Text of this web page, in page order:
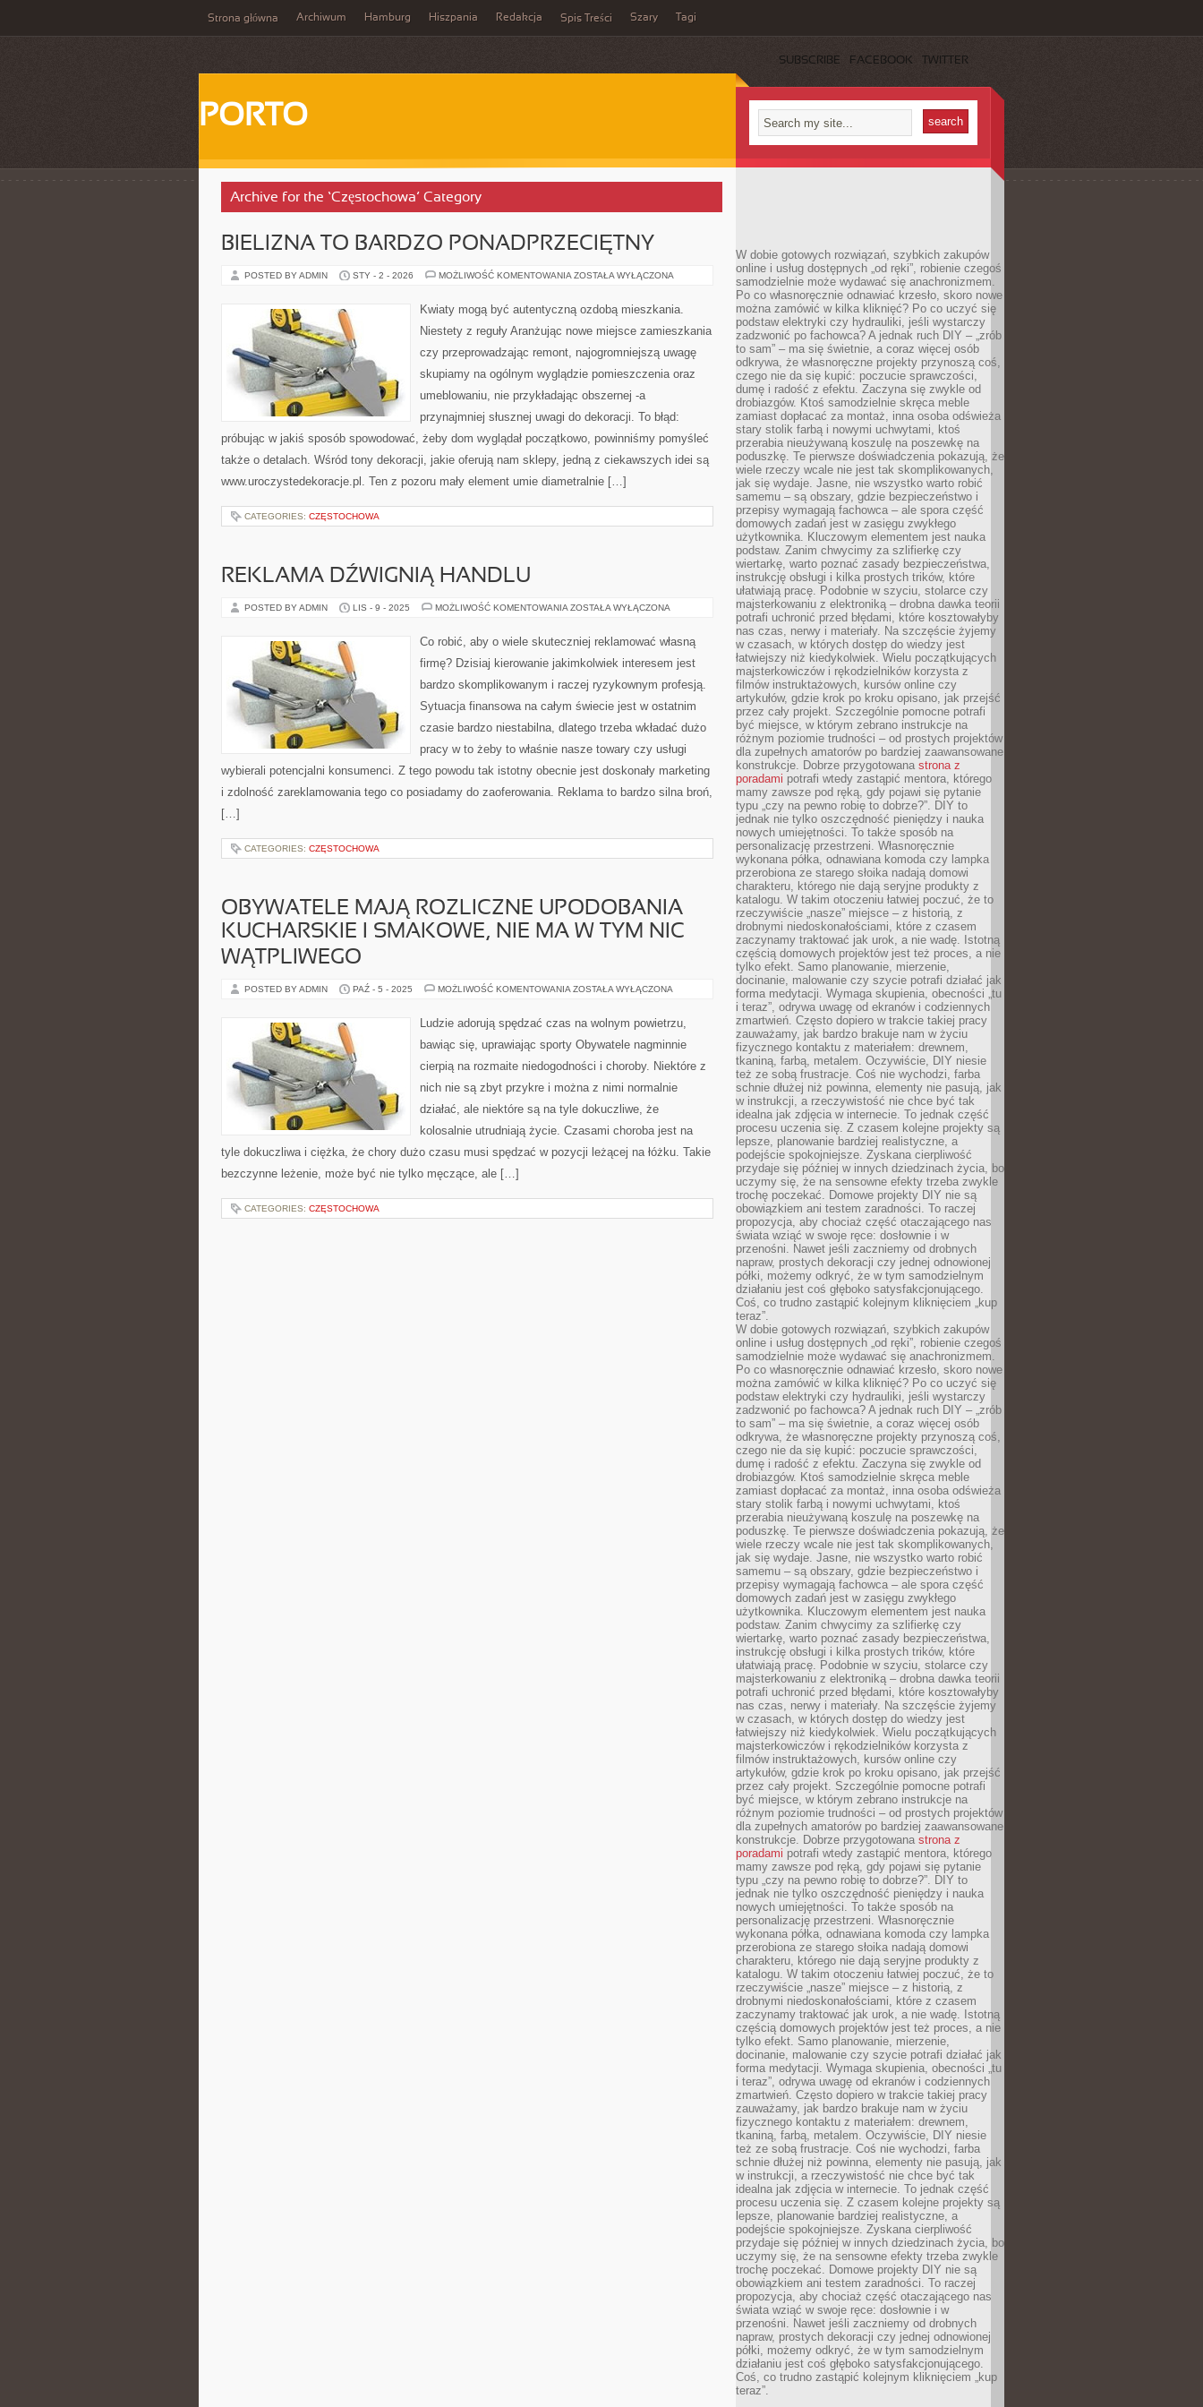
Strona główna Archiwum Hamburg Hiszpania Redakcja Spis Treści Szary Tagi
SUBSCRIBE FACEBOOK TWITTER
PORTO
Archive for the ‘Częstochowa’ Category
BIELIZNA TO BARDZO PONADPRZECIĘTNY
POSTED BY ADMIN STY - 2 - 2026 MOŻLIWOŚĆ KOMENTOWANIA BIELIZNA
PONADPRZECIĘTNY
ZOSTAŁA WYŁĄCZONA
Kwiaty mogą być autentyczną ozdobą mieszkania.
Niestety z reguły Aranżując nowe miejsce zamieszkania
czy przeprowadzając remont, najogromniejszą uwagę
skupiamy na ogólnym wyglądzie pomieszczenia oraz
umeblowaniu, nie przykładając obszernej -a
przynajmniej słusznej uwagi do dekoracji. To błąd:
próbując w jakiś sposób spowodować, żeby dom wyglądał początkowo, powinniśmy pomyśleć
także o detalach. Wśród tony dekoracji, jakie oferują nam sklepy, jedną z ciekawszych idei są
www.uroczystedekoracje.pl. Ten z pozoru mały element umie diametralnie […]
CATEGORIES: CZĘSTOCHOWA
REKLAMA DŹWIGNIĄ HANDLU
POSTED BY ADMIN LIS - 9 - 2025 MOŻLIWOŚĆ KOMENTOWANIA REKLAMA
ZOSTAŁA WYŁĄCZONA
Co robić, aby o wiele skuteczniej reklamować własną
firmę? Dzisiaj kierowanie jakimkolwiek interesem jest
bardzo skomplikowanym i raczej ryzykownym profesją.
Sytuacja finansowa na całym świecie jest w ostatnim
czasie bardzo niestabilna, dlatego trzeba wkładać dużo
pracy w to żeby to właśnie nasze towary czy usługi
wybierali potencjalni konsumenci. Z tego powodu tak istotny obecnie jest doskonały marketing
i zdolność zareklamowania tego co posiadamy do zaoferowania. Reklama to bardzo silna broń,
[…]
CATEGORIES: CZĘSTOCHOWA
OBYWATELE MAJĄ ROZLICZNE UPODOBANIA
KUCHARSKIE I SMAKOWE, NIE MA W TYM NIC
WĄTPLIWEGO
POSTED BY ADMIN PAŹ - 5 - 2025 MOŻLIWOŚĆ KOMENTOWANIA OBYWATELE
UPODOBANIA
KUCHARSKIE
SMAKOWE,
MA
TYM
WĄTPLIWEGO
ZOSTAŁA WYŁĄCZONA
Ludzie adorują spędzać czas na wolnym powietrzu,
bawiąc się, uprawiając sporty Obywatele nagminnie
cierpią na rozmaite niedogodności i choroby. Niektóre z
nich nie są zbyt przykre i można z nimi normalnie
działać, ale niektóre są na tyle dokuczliwe, że
kolosalnie utrudniają życie. Czasami choroba jest na
tyle dokuczliwa i ciężka, że chory dużo czasu musi spędzać w pozycji leżącej na łóżku. Takie
bezczynne leżenie, może być nie tylko męczące, ale […]
CATEGORIES: CZĘSTOCHOWA
W dobie gotowych rozwiązań, szybkich zakupów
online i usług dostępnych „od ręki”, robienie czegoś
samodzielnie może wydawać się anachronizmem.
Po co własnoręcznie odnawiać krzesło, skoro nowe
można zamówić w kilka kliknięć? Po co uczyć się
podstaw elektryki czy hydrauliki, jeśli wystarczy
zadzwonić po fachowca? A jednak ruch DIY – „zrób
to sam” – ma się świetnie, a coraz więcej osób
odkrywa, że własnoręczne projekty przynoszą coś,
czego nie da się kupić: poczucie sprawczości,
dumę i radość z efektu. Zaczyna się zwykle od
drobiazgów. Ktoś samodzielnie skręca meble
zamiast dopłacać za montaż, inna osoba odświeża
stary stolik farbą i nowymi uchwytami, ktoś
przerabia nieużywaną koszulę na poszewkę na
poduszkę. Te pierwsze doświadczenia pokazują, że
wiele rzeczy wcale nie jest tak skomplikowanych,
jak się wydaje. Jasne, nie wszystko warto robić
samemu – są obszary, gdzie bezpieczeństwo i
przepisy wymagają fachowca – ale spora część
domowych zadań jest w zasięgu zwykłego
użytkownika. Kluczowym elementem jest nauka
podstaw. Zanim chwycimy za szlifierkę czy
wiertarkę, warto poznać zasady bezpieczeństwa,
instrukcję obsługi i kilka prostych trików, które
ułatwiają pracę. Podobnie w szyciu, stolarce czy
majsterkowaniu z elektroniką – drobna dawka teorii
potrafi uchronić przed błędami, które kosztowałyby
nas czas, nerwy i materiały. Na szczęście żyjemy
w czasach, w których dostęp do wiedzy jest
łatwiejszy niż kiedykolwiek. Wielu początkujących
majsterkowiczów i rękodzielników korzysta z
filmów instruktażowych, kursów online czy
artykułów, gdzie krok po kroku opisano, jak przejść
przez cały projekt. Szczególnie pomocne potrafi
być miejsce, w którym zebrano instrukcje na
różnym poziomie trudności – od prostych projektów
dla zupełnych amatorów po bardziej zaawansowane
konstrukcje. Dobrze przygotowana strona z
poradami potrafi wtedy zastąpić mentora, którego
mamy zawsze pod ręką, gdy pojawi się pytanie
typu „czy na pewno robię to dobrze?”. DIY to
jednak nie tylko oszczędność pieniędzy i nauka
nowych umiejętności. To także sposób na
personalizację przestrzeni. Własnoręcznie
wykonana półka, odnawiana komoda czy lampka
przerobiona ze starego słoika nadają domowi
charakteru, którego nie dają seryjne produkty z
katalogu. W takim otoczeniu łatwiej poczuć, że to
rzeczywiście „nasze” miejsce – z historią, z
drobnymi niedoskonałościami, które z czasem
zaczynamy traktować jak urok, a nie wadę. Istotną
częścią domowych projektów jest też proces, a nie
tylko efekt. Samo planowanie, mierzenie,
docinanie, malowanie czy szycie potrafi działać jak
forma medytacji. Wymaga skupienia, obecności „tu
i teraz”, odrywa uwagę od ekranów i codziennych
zmartwień. Często dopiero w trakcie takiej pracy
zauważamy, jak bardzo brakuje nam w życiu
fizycznego kontaktu z materiałem: drewnem,
tkaniną, farbą, metalem. Oczywiście, DIY niesie
też ze sobą frustracje. Coś nie wychodzi, farba
schnie dłużej niż powinna, elementy nie pasują, jak
w instrukcji, a rzeczywistość nie chce być tak
idealna jak zdjęcia w internecie. To jednak część
procesu uczenia się. Z czasem kolejne projekty są
lepsze, planowanie bardziej realistyczne, a
podejście spokojniejsze. Zyskana cierpliwość
przydaje się później w innych dziedzinach życia, bo
uczymy się, że na sensowne efekty trzeba zwykle
trochę poczekać. Domowe projekty DIY nie są
obowiązkiem ani testem zaradności. To raczej
propozycja, aby chociaż część otaczającego nas
świata wziąć w swoje ręce: dosłownie i w
przenośni. Nawet jeśli zaczniemy od drobnych
napraw, prostych dekoracji czy jednej odnowionej
półki, możemy odkryć, że w tym samodzielnym
działaniu jest coś głęboko satysfakcjonującego.
Coś, co trudno zastąpić kolejnym kliknięciem „kup
teraz”.
W dobie gotowych rozwiązań, szybkich zakupów
online i usług dostępnych „od ręki”, robienie czegoś
samodzielnie może wydawać się anachronizmem.
Po co własnoręcznie odnawiać krzesło, skoro nowe
można zamówić w kilka kliknięć? Po co uczyć się
podstaw elektryki czy hydrauliki, jeśli wystarczy
zadzwonić po fachowca? A jednak ruch DIY – „zrób
to sam” – ma się świetnie, a coraz więcej osób
odkrywa, że własnoręczne projekty przynoszą coś,
czego nie da się kupić: poczucie sprawczości,
dumę i radość z efektu. Zaczyna się zwykle od
drobiazgów. Ktoś samodzielnie skręca meble
zamiast dopłacać za montaż, inna osoba odświeża
stary stolik farbą i nowymi uchwytami, ktoś
przerabia nieużywaną koszulę na poszewkę na
poduszkę. Te pierwsze doświadczenia pokazują, że
wiele rzeczy wcale nie jest tak skomplikowanych,
jak się wydaje. Jasne, nie wszystko warto robić
samemu – są obszary, gdzie bezpieczeństwo i
przepisy wymagają fachowca – ale spora część
domowych zadań jest w zasięgu zwykłego
użytkownika. Kluczowym elementem jest nauka
podstaw. Zanim chwycimy za szlifierkę czy
wiertarkę, warto poznać zasady bezpieczeństwa,
instrukcję obsługi i kilka prostych trików, które
ułatwiają pracę. Podobnie w szyciu, stolarce czy
majsterkowaniu z elektroniką – drobna dawka teorii
potrafi uchronić przed błędami, które kosztowałyby
nas czas, nerwy i materiały. Na szczęście żyjemy
w czasach, w których dostęp do wiedzy jest
łatwiejszy niż kiedykolwiek. Wielu początkujących
majsterkowiczów i rękodzielników korzysta z
filmów instruktażowych, kursów online czy
artykułów, gdzie krok po kroku opisano, jak przejść
przez cały projekt. Szczególnie pomocne potrafi
być miejsce, w którym zebrano instrukcje na
różnym poziomie trudności – od prostych projektów
dla zupełnych amatorów po bardziej zaawansowane
konstrukcje. Dobrze przygotowana strona z
poradami potrafi wtedy zastąpić mentora, którego
mamy zawsze pod ręką, gdy pojawi się pytanie
typu „czy na pewno robię to dobrze?”. DIY to
jednak nie tylko oszczędność pieniędzy i nauka
nowych umiejętności. To także sposób na
personalizację przestrzeni. Własnoręcznie
wykonana półka, odnawiana komoda czy lampka
przerobiona ze starego słoika nadają domowi
charakteru, którego nie dają seryjne produkty z
katalogu. W takim otoczeniu łatwiej poczuć, że to
rzeczywiście „nasze” miejsce – z historią, z
drobnymi niedoskonałościami, które z czasem
zaczynamy traktować jak urok, a nie wadę. Istotną
częścią domowych projektów jest też proces, a nie
tylko efekt. Samo planowanie, mierzenie,
docinanie, malowanie czy szycie potrafi działać jak
forma medytacji. Wymaga skupienia, obecności „tu
i teraz”, odrywa uwagę od ekranów i codziennych
zmartwień. Często dopiero w trakcie takiej pracy
zauważamy, jak bardzo brakuje nam w życiu
fizycznego kontaktu z materiałem: drewnem,
tkaniną, farbą, metalem. Oczywiście, DIY niesie
też ze sobą frustracje. Coś nie wychodzi, farba
schnie dłużej niż powinna, elementy nie pasują, jak
w instrukcji, a rzeczywistość nie chce być tak
idealna jak zdjęcia w internecie. To jednak część
procesu uczenia się. Z czasem kolejne projekty są
lepsze, planowanie bardziej realistyczne, a
podejście spokojniejsze. Zyskana cierpliwość
przydaje się później w innych dziedzinach życia, bo
uczymy się, że na sensowne efekty trzeba zwykle
trochę poczekać. Domowe projekty DIY nie są
obowiązkiem ani testem zaradności. To raczej
propozycja, aby chociaż część otaczającego nas
świata wziąć w swoje ręce: dosłownie i w
przenośni. Nawet jeśli zaczniemy od drobnych
napraw, prostych dekoracji czy jednej odnowionej
półki, możemy odkryć, że w tym samodzielnym
działaniu jest coś głęboko satysfakcjonującego.
Coś, co trudno zastąpić kolejnym kliknięciem „kup
teraz”.